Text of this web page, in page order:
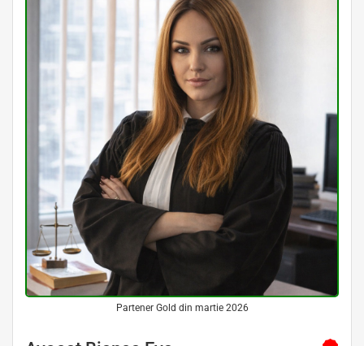
Partener Gold din martie 2026